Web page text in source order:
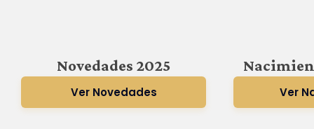
Novedades 2025
Ver Novedades Ver